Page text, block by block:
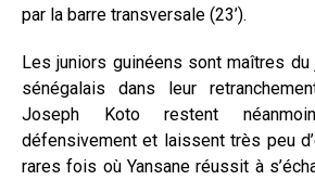
par la barre transversale (23’).
Les juniors guinéens sont maîtres
sénégalais dans leur
Joseph Koto restent
défensivement et laissent très peu
rares fois où Yansane réussit à